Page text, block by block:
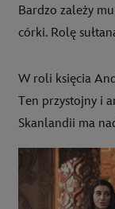
Bardzo zależy
córki. Rolę
W roli księcia
Ten przystojny i
Skanlandii ma